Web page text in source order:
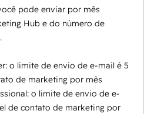
pode enviar por mês
Hub e do número de
o limite de envio de e-mail é 5
de marketing por mês
o limite de envio de e-
de contato de marketing por